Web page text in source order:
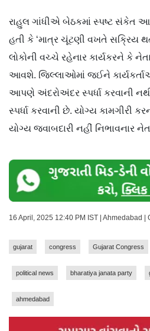
રાહુલ ગાંધીએ બેઠકમાં સ્પષ્ટ સંકેત
હતી કે ‘માત્ર ચૂંટણી વખતે સક્રિય
લોકોની વચ્ચે રહેનાર કાર્યકરને કે
આવશે. જિલ્લાઓમાં જઈને
આપણે અંદરોઅંદર સ્પર્ધા કરવાની
સ્પર્ધા કરવાની છે. યોગ્ય કામગીરી
યોગ્ય જવાબદારી નહીં નિભાવનાર
16 April, 2025 12:40 PM IST | Ahmedabad
gujarat congress Gujarat Congress
political news bharatiya janata party
ahmedabad